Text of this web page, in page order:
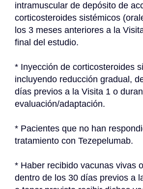
intramuscular de depósito de
corticosteroides sistémicos
los 3 meses anteriores a la
final del estudio.
* Inyección de corticosteroides
incluyendo reducción gradual,
días previos a la Visita 1 o
evaluación/adaptación.
* Pacientes que no han
tratamiento con Tezepelumab.
* Haber recibido vacunas vivas
dentro de los 30 días previos a